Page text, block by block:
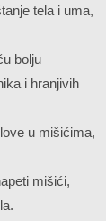
tela i uma,
bolju
i hranjivih
u mišićima,
mišići,